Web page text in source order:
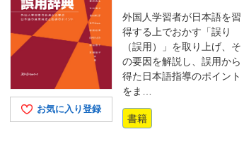
お気に入り登録
外国人学習者が日本語を習
得する上でおかす「誤り
（誤用）」を取り上げ、そ
の要因を解説し、誤用から
得た日本語指導のポイント
をま…
書籍